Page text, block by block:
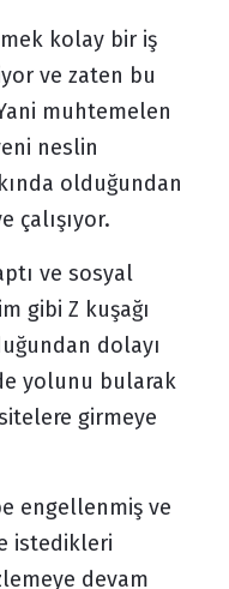
kolay bir iş
ve zaten bu
muhtemelen
neslin
olduğundan
çalışıyor.
ve sosyal
gibi Z kuşağı
dolayı
yolunu bularak
girmeye
engellenmiş ve
istedikleri
devam